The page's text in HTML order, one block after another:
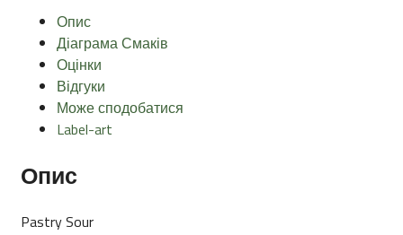
Опис
Діаграма Смаків
Оцінки
Відгуки
Може сподобатися
Label-art
Опис
Pastry Sour